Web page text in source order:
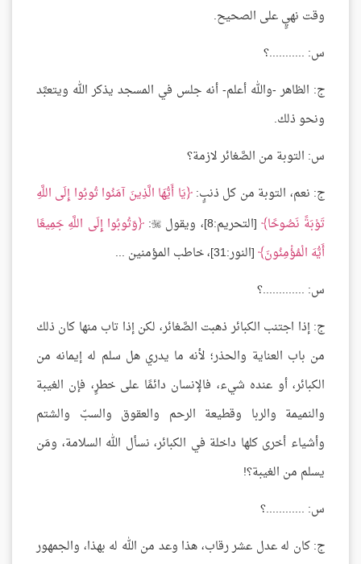
وقت نهيٍ على الصحيح.
س: ...........؟
ج: الظاهر -والله أعلم- أنه جلس في المسجد يذكر الله ويتعبَّد
ونحو ذلك.
س: التوبة من الصَّغائر لازمة؟
ج: نعم، التوبة من كل ذنبٍ: يَا أَيُّهَا الَّذِينَ آمَنُوا تُوبُوا إِلَى اللَّهِ
تَوْبَةً نَصُوحًا [التحريم:8]، ويقول 
: وَتُوبُوا إِلَى اللَّهِ جَمِيعًا
أَيُّهَ الْمُؤْمِنُونَ [النور:31]، خاطب المؤمنين ...
س: .............؟
ج: إذا اجتنب الكبائر ذهبت الصَّغائر، لكن إذا تاب منها كان ذلك
من باب العناية والحذر؛ لأنه ما يدري هل سلم له إيمانه من
الكبائر، أو عنده شيء، فالإنسان دائمًا على خطرٍ، فإن الغيبة
والنميمة والربا وقطيعة الرحم والعقوق والسبّ والشتم
وأشياء أخرى كلها داخلة في الكبائر، نسأل الله السلامة، ومَن
يسلم من الغيبة؟!
س: ............؟
ج: كان له عدل عشر رقاب، هذا وعد من الله له بهذا، والجمهور